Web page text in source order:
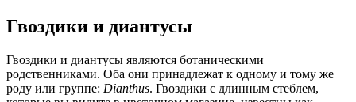
Гвоздики и диантусы
Гвоздики и диантусы являются ботаническими
родственниками. Оба они принадлежат к одному и тому же
роду или группе: Dianthus. Гвоздики с длинным стеблем,